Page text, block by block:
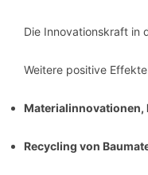
Die Innovationskraft in
Weitere positive
Materialinnovationen,
Recycling von